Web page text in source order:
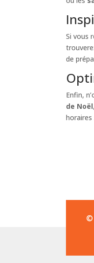
Si vous
de
Enfin,
de Noël
©